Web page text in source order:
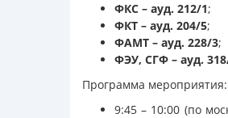
ФКС – ауд. 212/1;
ФКТ – ауд. 204/5;
ФАМТ – ауд. 228/3;
ФЭУ, СГФ – ауд.
Программа мероприятия:
9:45 – 10:00 (по